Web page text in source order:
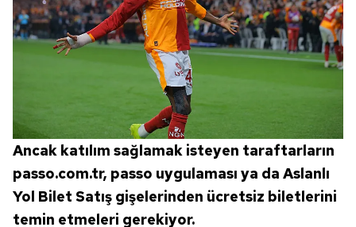
Ancak katılım sağlamak isteyen taraftarların
passo.com.tr, passo uygulaması ya da Aslanlı
Yol Bilet Satış gişelerinden ücretsiz biletlerini
temin etmeleri gerekiyor.